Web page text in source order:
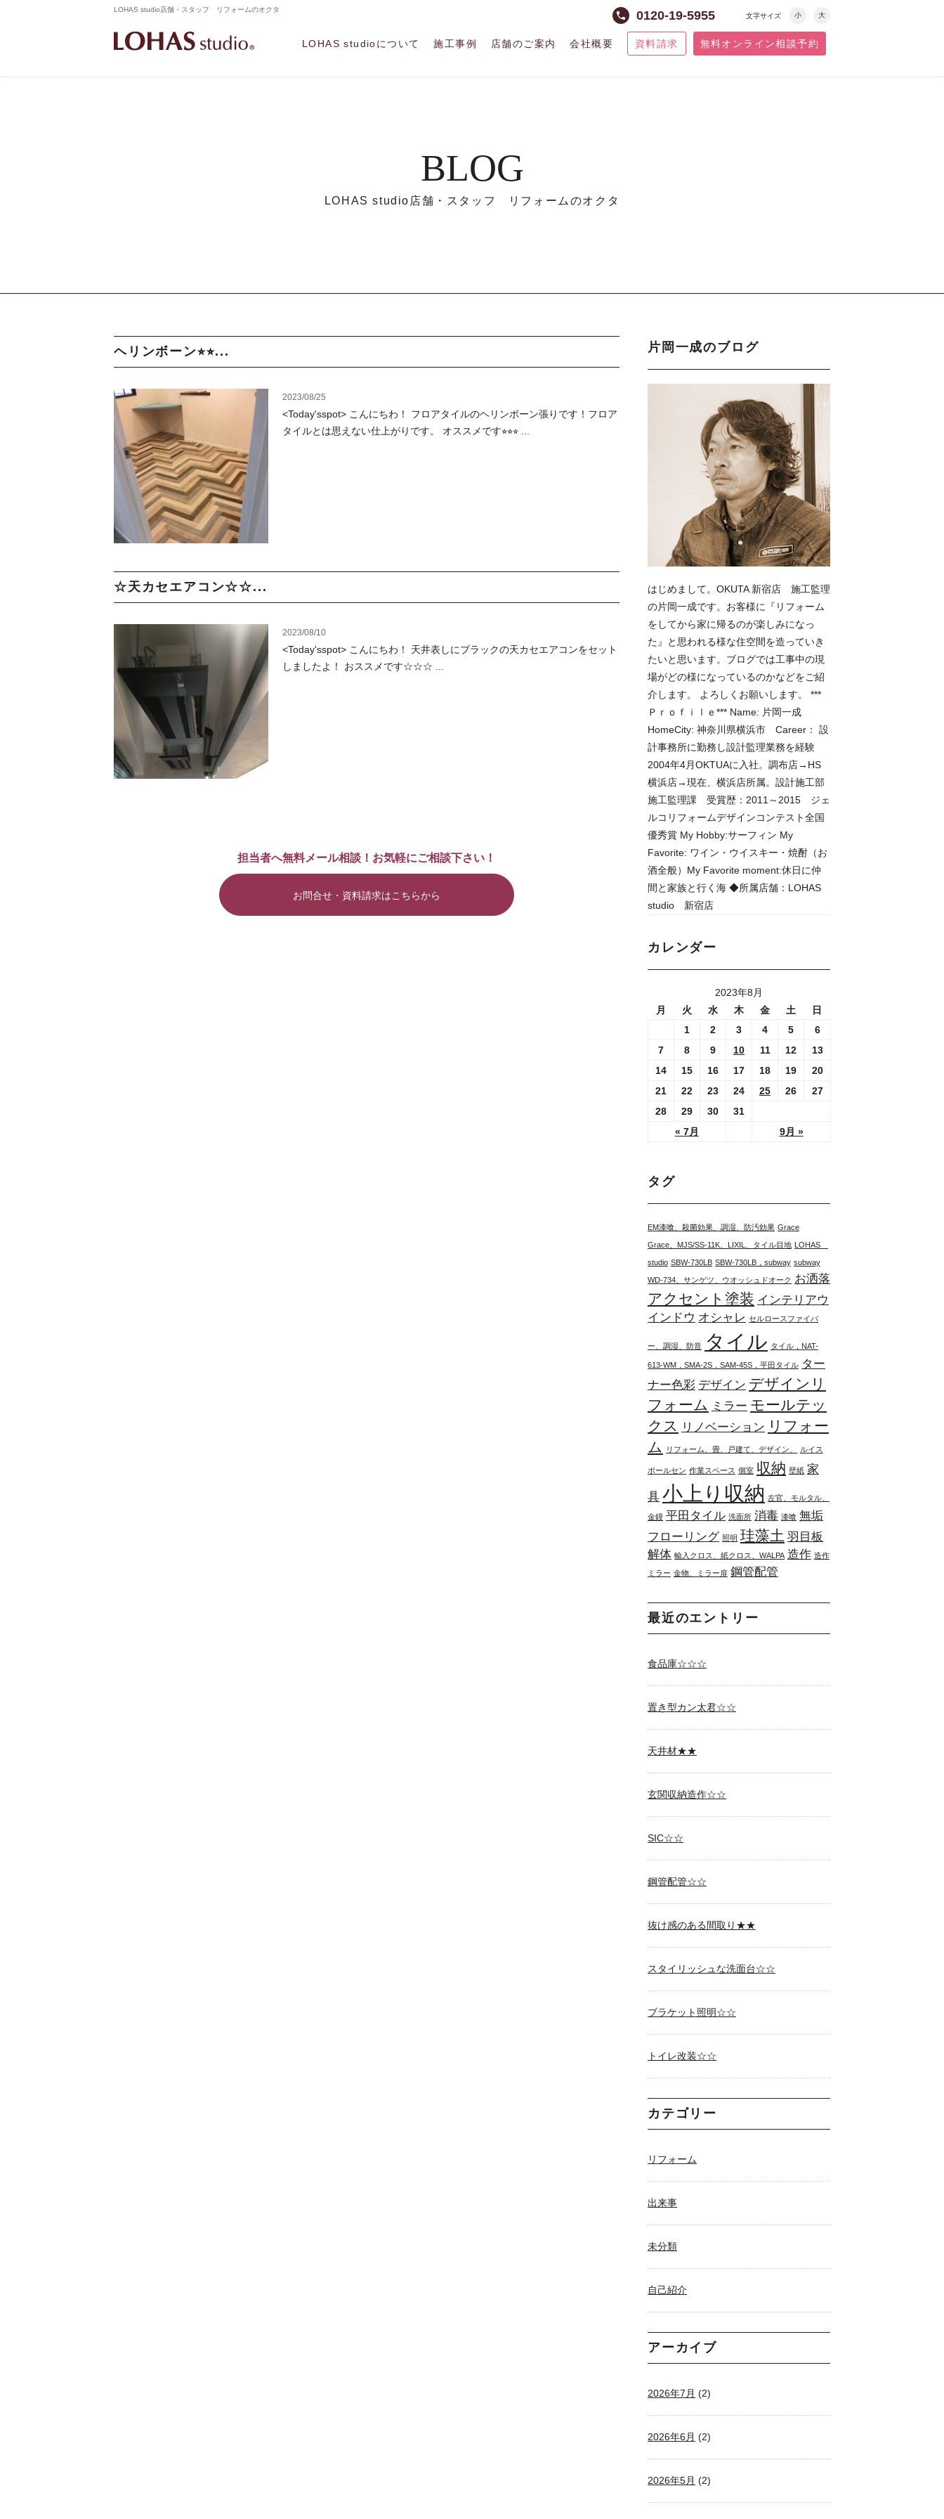
LOHAS studio店舗・スタッフ リフォームのオクタ
phone 0120-19-5955 文字サイズ 小 大
LOHAS studioについて 施工事例 店舗のご案内 会社概要 資料請求 無料オンライン相談予約
BLOG
LOHAS studio店舗・スタッフ リフォームのオクタ
ヘリンボーン⭐︎⭐︎...
2023/08/25
<Today'sspot> こんにちわ！ フロアタイルのヘリンボーン張りです！フロア
タイルとは思えない仕上がりです。 オススメです⭐︎⭐︎⭐︎ ...
☆天カセエアコン☆☆...
2023/08/10
<Today'sspot> こんにちわ！ 天井表しにブラックの天カセエアコンをセット
しましたよ！ おススメです☆☆☆ ...
担当者へ無料メール相談！お気軽にご相談下さい！
お問合せ・資料請求はこちらから
片岡一成のブログ
はじめまして。OKUTA 新宿店 施工監理
の片岡一成です。お客様に『リフォーム
をしてから家に帰るのが楽しみになっ
た』と思われる様な住空間を造っていき
たいと思います。ブログでは工事中の現
場がどの様になっているのかなどをご紹
介します。 よろしくお願いします。 ***
Ｐｒｏｆｉｌｅ*** Name: 片岡一成
HomeCity: 神奈川県横浜市 Career： 設
計事務所に勤務し設計監理業務を経験
2004年4月OKTUAに入社。調布店→HS
横浜店→現在、横浜店所属。設計施工部
施工監理課 受賞歴：2011～2015 ジェ
ルコリフォームデザインコンテスト全国
優秀賞 My Hobby:サーフィン My
Favorite: ワイン・ウイスキー・焼酎（お
酒全般）My Favorite moment:休日に仲
間と家族と行く海 ◆所属店舗：LOHAS
studio 新宿店
カレンダー
2023年8月
月
火 水 木 金 土 日
« 7月 9月 »
1 2 3 4 5
6
7
8 9 10 11 12
13
14
15 16 17 18 19
20
21
22 23 24 25 26
27
28
29 30 31
タグ
EM漆喰、殺菌効果、調湿、防汚効果 Grace
Grace、MJS/SS-11K、LIXIL、タイル目地 LOHAS
studio SBW-730LB SBW-730LB，subway subway
WD-734、サンゲツ、ウオッシュドオーク お洒落
アクセント塗装 インテリアウ
インドウ オシャレ セルロースファイバ
ー、調湿、防音 タイル タイル，NAT-
613-WM，SMA-2S，SAM-45S，平田タイル ター
ナー色彩 デザイン デザインリ
フォーム ミラー モールテッ
クス
リノベーション リフォー
ム
リフォーム、畳、戸建て、デザイン、 ルイス
ポールセン 作業スペース 個室 収納 壁紙 家
具 小上り収納 左官、モルタル、
金鏝 平田タイル 洗面所 消毒 漆喰 無垢
フローリング 照明 珪藻土 羽目板
解体 輸入クロス、紙クロス、WALPA 造作 造作
ミラー 金物、ミラー扉 鋼管配管
最近のエントリー
食品庫☆☆☆
置き型カン太君☆☆
天井材★★
玄関収納造作☆☆
SIC☆☆
鋼管配管☆☆
抜け感のある間取り★★
スタイリッシュな洗面台☆☆
ブラケット照明☆☆
トイレ改装☆☆
カテゴリー
リフォーム
出来事
未分類
自己紹介
アーカイブ
2026年7月 (2)
2026年6月 (2)
2026年5月 (2)